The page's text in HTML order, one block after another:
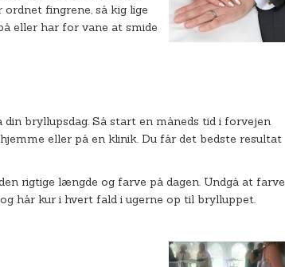
fingrene, så kig lige
eller har for vane at smide
bryllupsdag. Så start en måneds tid i forvejen
eller på en klinik. Du får det bedste resultat
rigtige længde og farve på dagen. Undgå at farve
hår kur i hvert fald i ugerne op til brylluppet.